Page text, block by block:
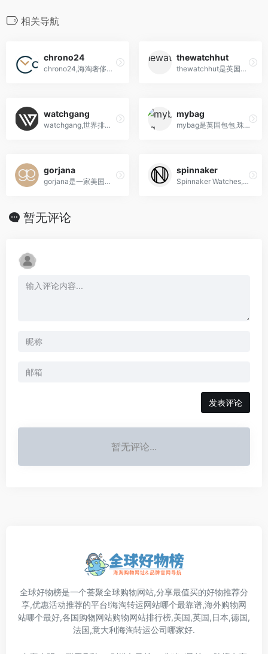
相关导航
chrono24
chrono24,海淘奢侈手表网站,全球最大的奢华手表电商平台
thewatchhut
thewatchhut是英国最大手表网站
watchgang
watchgang,世界排名第一的手表俱乐部,海淘手表网站
mybag
mybag是英国包包,珠宝,手表海淘网站
gorjana
gorjana是一家美国珠宝和配饰品牌，以其简约时尚、高品质设计而著名，将阳光、自然元素和全球文化灵感融入其首饰和配饰产品中。
spinnaker
Spinnaker Watches,英国三角帆手表,冲浪和帆船运动品牌,Logo设计也是三角帆的形状
暂无评论
发表评论
暂无评论...
全球好物榜是一个荟聚全球购物网站,分享最值买的好物推荐分
享,优惠活动推荐的平台!海淘转运网站哪个最靠谱,海外购物网
站哪个最好,各国购物网站购物网站排行榜,美国,英国,日本,德国,
法国,意大利海淘转运公司哪家好.